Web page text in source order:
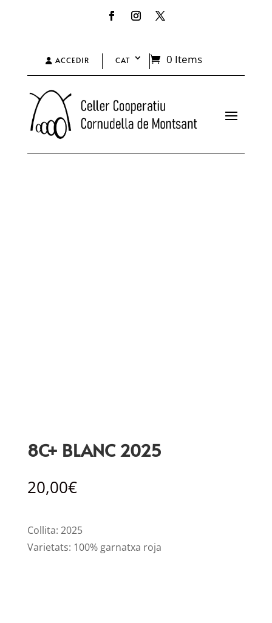
ACCEDIR CAT 0 Items
8C+ BLANC 2025
20,00€
Collita: 2025
Varietats: 100% garnatxa roja